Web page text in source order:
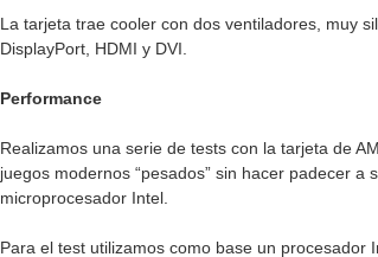
La tarjeta trae cooler con dos ventiladores, muy
DisplayPort, HDMI y DVI.
Performance
Realizamos una serie de tests con la tarjeta de
juegos modernos “pesados” sin hacer padecer
microprocesador Intel.
Para el test utilizamos como base un procesador